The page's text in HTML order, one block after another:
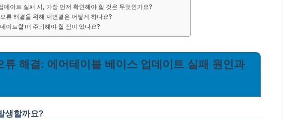
데이트 실패 시, 가장 먼저 확인해야 할 것은 무엇인가요?
류 해결을 위해 재연결은 어떻게 하나요?
이트할 때 주의해야 할 점이 있나요?
해결: 에어테이블 베이스 업데이트 실패 원인과
생할까요?